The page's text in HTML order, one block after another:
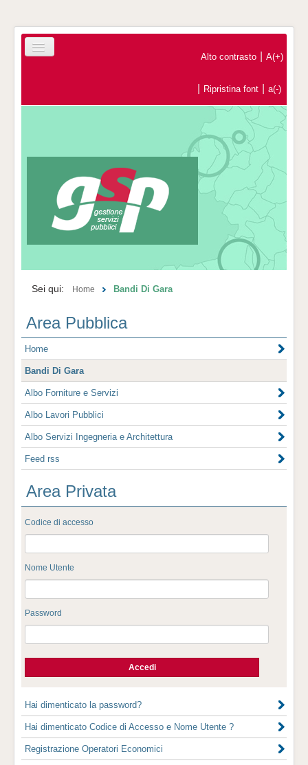
Contatti
Alto contrasto A(+)
Ripristina font a(-)
Sei qui: Home Bandi Di Gara
Area Pubblica
Home
Bandi Di Gara
Albo Forniture e Servizi
Albo Lavori Pubblici
Albo Servizi Ingegneria e Architettura
Feed rss
Area Privata
Codice di accesso
Nome Utente
Password
Hai dimenticato la password?
Hai dimenticato Codice di Accesso e Nome Utente ?
Registrazione Operatori Economici